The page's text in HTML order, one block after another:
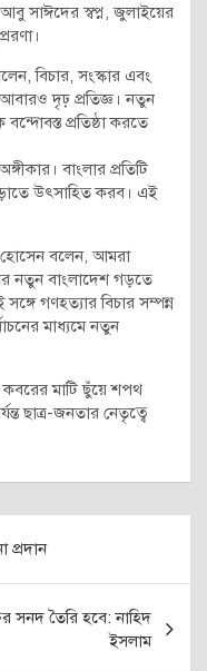
সাঈদের স্বপ্ন, জুলাইয়ের
বিচার, সংস্কার এবং
দৃঢ় প্রতিজ্ঞ। নতুন
প্রতিষ্ঠা করতে
বাংলার প্রতিটি
উৎসাহিত করব। এই
বলেন, আমরা
নতুন বাংলাদেশ গড়তে
গণহত্যার বিচার সম্পন্ন
মাধ্যমে নতুন
মাটি ছুঁয়ে শপথ
ছাত্র-জনতার নেতৃত্বে
প্রদান
সনদ তৈরি হবে: নাহিদ
ইসলাম